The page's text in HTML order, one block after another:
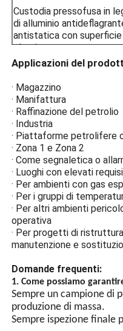
Custodia pressofusa in
di alluminio
antistatica con superficie
plastica spruzzata
elettrostaticamente per
resistenza alla corrosione,
antistatica e agli urti.
Design a risparmio
energetico
Perline per lampada a
ad alta luminosità, le
per lampada a risparmio
energetico con chip LED
hanno un'elevata
Applicazioni del
· Magazzino
· Manifattura
· Raffinazione del petrolio
· Industria
· Piattaforme petrolifere
· Zona 1 e Zona 2
· Come segnaletica o
· Luoghi con elevati
· Per ambienti con gas
· Per i gruppi di
· Per altri ambienti
operativa
· Per progetti di
manutenzione e
Domande frequenti:
1. Come possiamo
Sempre un campione di
produzione di massa.
Sempre ispezione finale